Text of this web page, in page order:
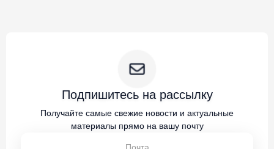
Подпишитесь на рассылку
Получайте самые свежие новости и актуальные
материалы прямо на вашу почту